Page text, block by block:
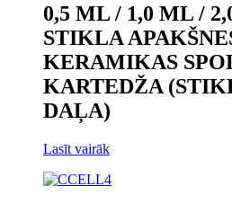
0,5 ML / 1,0 ML /
STIKLA
KERAMIKAS
KARTEDŽA
DAĻA)
Lasīt vairāk